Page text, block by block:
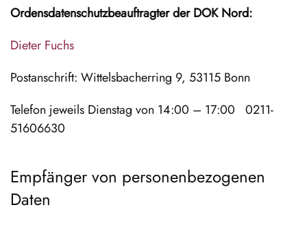
Ordensdatenschutzbeauftragter der DOK Nord:
Dieter Fuchs
Postanschrift: Wittelsbacherring 9, 53115 Bonn
Telefon jeweils Dienstag von 14:00 – 17:00 0211-
51606630
Empfänger von personenbezogenen
Daten